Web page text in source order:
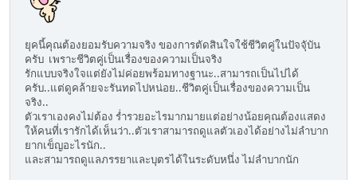
ยุคนี้คุณต้องยอมรับความจริง ของการตัดสินใจใช้ชีวิตคู่ในปัจจุับัน
ครับ เพราะชีวิตคู่เป็นเรื่องของความเป็นจริง
รักแบบจริงใจแต่ยังไม่ค่อยพร้อมทางฐานะ..สามารถเป็นไปได้
ครับ..แต่ดูคล้ายจะรันทดไปหน่อย..ชีวิตคู่เป็นเรื่องของความเป็น
จริง..
ตัวเราเองคงไม่ต้อง ร่ำรวยอะไรมากมายแต่อย่างน้อยคุณต้องแสดง
ให้คนที่เรารักได้เห็นว่า..ตัวเราสามารถดูแลตัวเองได้อย่างไม่ลำบาก
ยากเข็ญอะไรนัก..
และสามารถดูแลภรรยาและบุตรได้ในระดับหนึ่ง ไม่ลำบากนัก